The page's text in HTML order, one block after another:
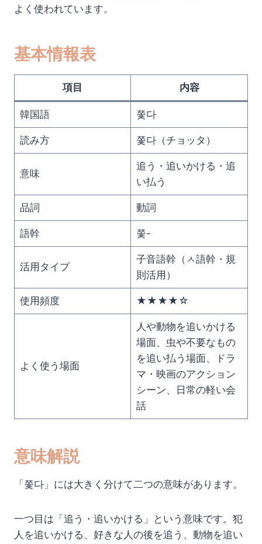
よく使われています。
基本情報表
項目 内容
韓国語 쫓다
読み方 쫓다（チョッタ）
意味
追う・追いかける・追
い払う
品詞 動詞
語幹 쫓-
活用タイプ
子音語幹（ㅅ語幹・規
則活用）
使用頻度 ★★★★☆
よく使う場面
人や動物を追いかける
場面、虫や不要なもの
を追い払う場面、ドラ
マ・映画のアクション
シーン、日常の軽い会
話
意味解説
「쫓다」には大きく分けて二つの意味があります。
一つ目は「追う・追いかける」という意味です。犯
人を追いかける、好きな人の後を追う、動物を追い